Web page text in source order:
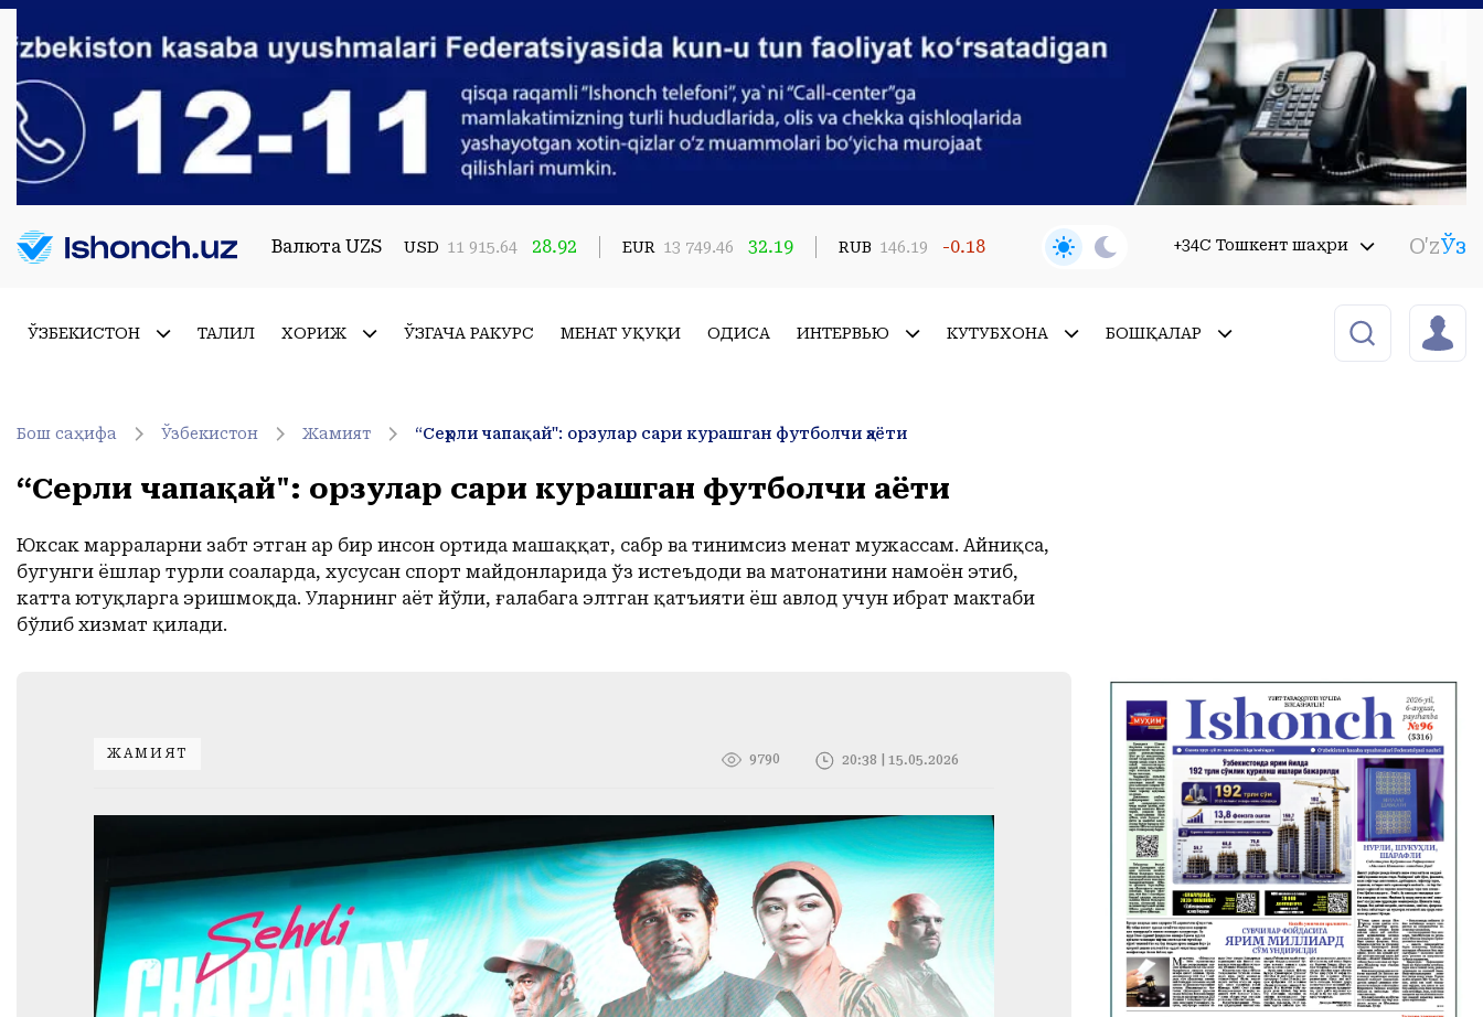
Валюта UZS USD 11 915.64 28.92 EUR 13 749.46 32.19 RUB 146.19 -0.18 +34C Тошкент шаҳри O'zЎз
ЎЗБЕКИСТОН ТАҲЛИЛ ХОРИЖ ЎЗГАЧА РАКУРС МЕҲНАТ ҲУҚУҚИ ҲОДИСА ИНТЕРВЬЮ КУТУБХОНА БОШҚАЛАР
Бош саҳифа Ўзбекистон Жамият “Сеҳрли чапақай": орзулар сари курашган футболчи ҳаёти
“Сеҳрли чапақай": орзулар сари курашган футболчи ҳаёти
Юксак марраларни забт этган ҳар бир инсон ортида машаққат, сабр ва тинимсиз меҳнат мужассам. Айниқса,
бугунги ёшлар турли соҳаларда, хусусан спорт майдонларида ўз истеъдоди ва матонатини намоён этиб,
катта ютуқларга эришмоқда. Уларнинг ҳаёт йўли, ғалабага элтган қатъияти ёш авлод учун ибрат мактаби
бўлиб хизмат қилади.
ЖАМИЯТ 9790 20:38 | 15.05.2026